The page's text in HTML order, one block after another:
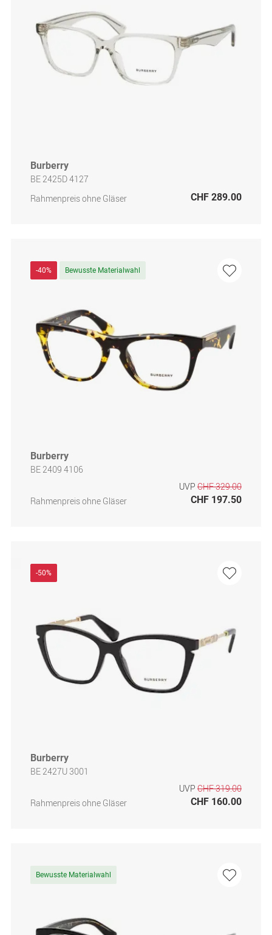
Burberry
BE 2425D 4127
Rahmenpreis ohne Gläser
CHF 289.00
-40% Bewusste Materialwahl
Burberry
BE 2409 4106
Rahmenpreis ohne Gläser
UVP CHF 329.00
CHF 197.50
-50%
Burberry
BE 2427U 3001
Rahmenpreis ohne Gläser
UVP CHF 319.00
CHF 160.00
Bewusste Materialwahl